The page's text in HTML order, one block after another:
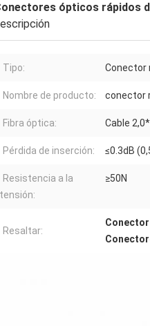
ópticos rápidos
Tipo: Conector
Nombre de producto: conector
Fibra óptica: Cable
Pérdida de inserción: ≤0.3dB
Resistencia a la
tensión:
≥50N
Resaltar: